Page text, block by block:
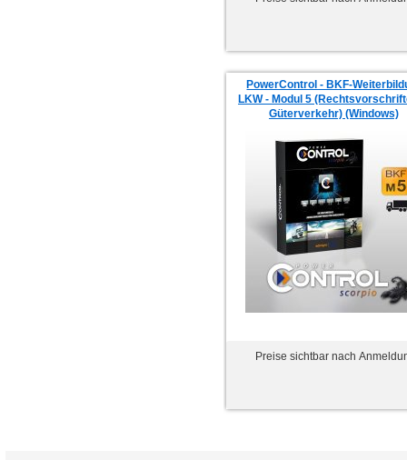
PowerControl - BKF-
LKW - Modul 5
Güterverkehr) (Windows)
Preise sichtbar nach